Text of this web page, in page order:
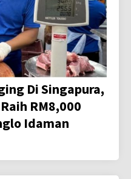
Di Singapura,
RM8,000
Idaman